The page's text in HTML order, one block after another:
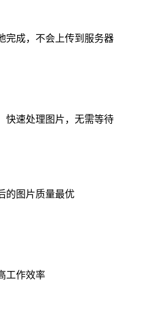
完成，不会上传到服务器
快速处理图片，无需等待
的图片质量最优
工作效率